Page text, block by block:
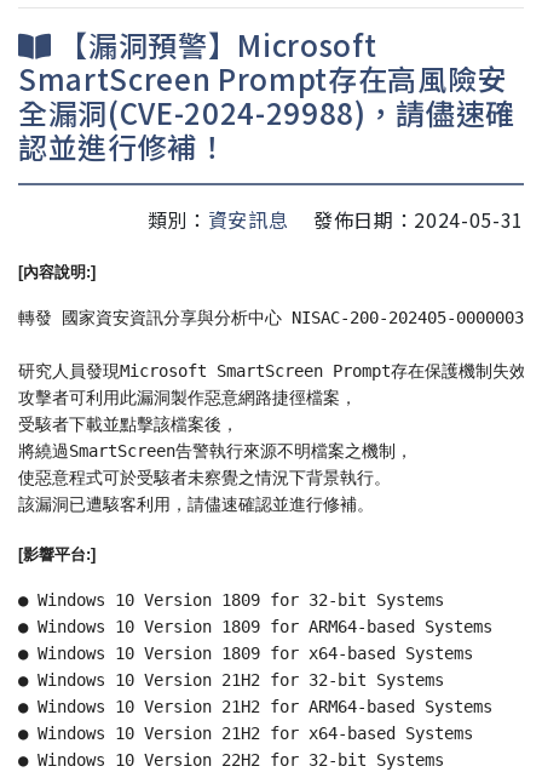
【漏洞預警】Microsoft
SmartScreen Prompt存在高風險安
全漏洞(CVE-2024-29988)，請儘速確
認並進行修補！
類別： 資安訊息 發佈日期：2024-05-31
[內容說明:]
轉發 國家資安資訊分享與分析中心 NISAC-200-202405-00000032
研究人員發現Microsoft SmartScreen Prompt存在保護機制失
攻擊者可利用此漏洞製作惡意網路捷徑檔案，
受駭者下載並點擊該檔案後，
將繞過SmartScreen告警執行來源不明檔案之機制，
使惡意程式可於受駭者未察覺之情況下背景執行。
該漏洞已遭駭客利用，請儘速確認並進行修補。
[影響平台:]
● Windows 10 Version 1809 for 32-bit Systems
● Windows 10 Version 1809 for ARM64-based Systems
● Windows 10 Version 1809 for x64-based Systems
● Windows 10 Version 21H2 for 32-bit Systems
● Windows 10 Version 21H2 for ARM64-based Systems
● Windows 10 Version 21H2 for x64-based Systems
● Windows 10 Version 22H2 for 32-bit Systems